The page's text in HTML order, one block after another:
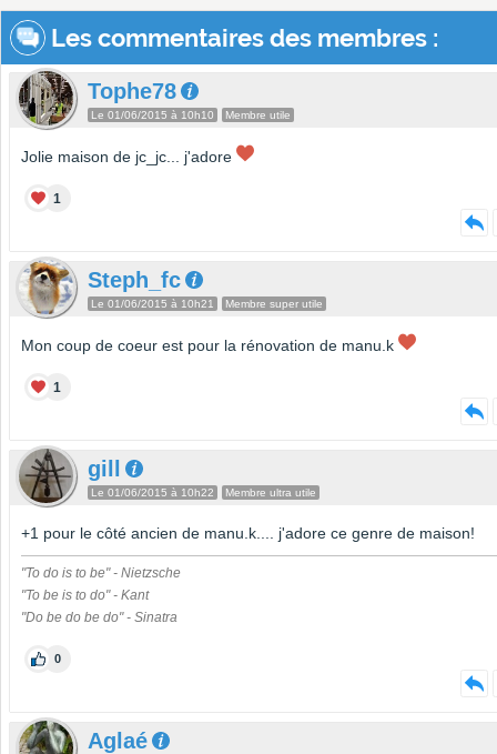
Les commentaires des membres :
Tophe78
Le 01/06/2015 à 10h10 Membre utile
Jolie maison de jc_jc... j'adore
1
Steph_fc
Le 01/06/2015 à 10h21 Membre super utile
Mon coup de coeur est pour la rénovation de manu.k
1
gill
Le 01/06/2015 à 10h22 Membre ultra utile
+1 pour le côté ancien de manu.k.... j'adore ce genre de maison!
"To do is to be" - Nietzsche
"To be is to do" - Kant
"Do be do be do" - Sinatra
0
Aglaé